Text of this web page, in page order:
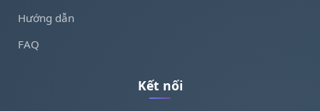
Hướng dẫn
FAQ
Kết nối